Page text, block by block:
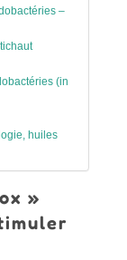
–
(in
huiles
»